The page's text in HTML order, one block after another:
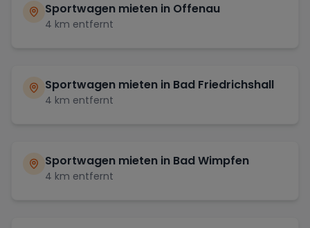
Sportwagen mieten in Offenau
4 km entfernt
Sportwagen mieten in Bad Friedrichshall
4 km entfernt
Sportwagen mieten in Bad Wimpfen
4 km entfernt